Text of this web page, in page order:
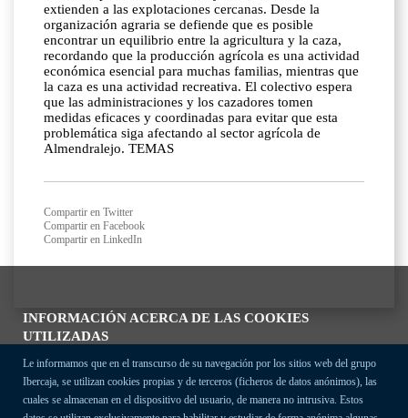
INFORMACIÓN ACERCA DE LAS COOKIES
UTILIZADAS
Le informamos que en el transcurso de su navegación por los sitios web del grupo
Ibercaja, se utilizan cookies propias y de terceros (ficheros de datos anónimos), las
cuales se almacenan en el dispositivo del usuario, de manera no intrusiva. Estos
extienden a las explotaciones cercanas. Desde la
organización agraria se defiende que es posible
encontrar un equilibrio entre la agricultura y la caza,
recordando que la producción agrícola es una actividad
económica esencial para muchas familias, mientras que
la caza es una actividad recreativa. El colectivo espera
que las administraciones y los cazadores tomen
medidas eficaces y coordinadas para evitar que esta
problemática siga afectando al sector agrícola de
Almendralejo. TEMAS
Compartir en Twitter
Compartir en Facebook
Compartir en LinkedIn